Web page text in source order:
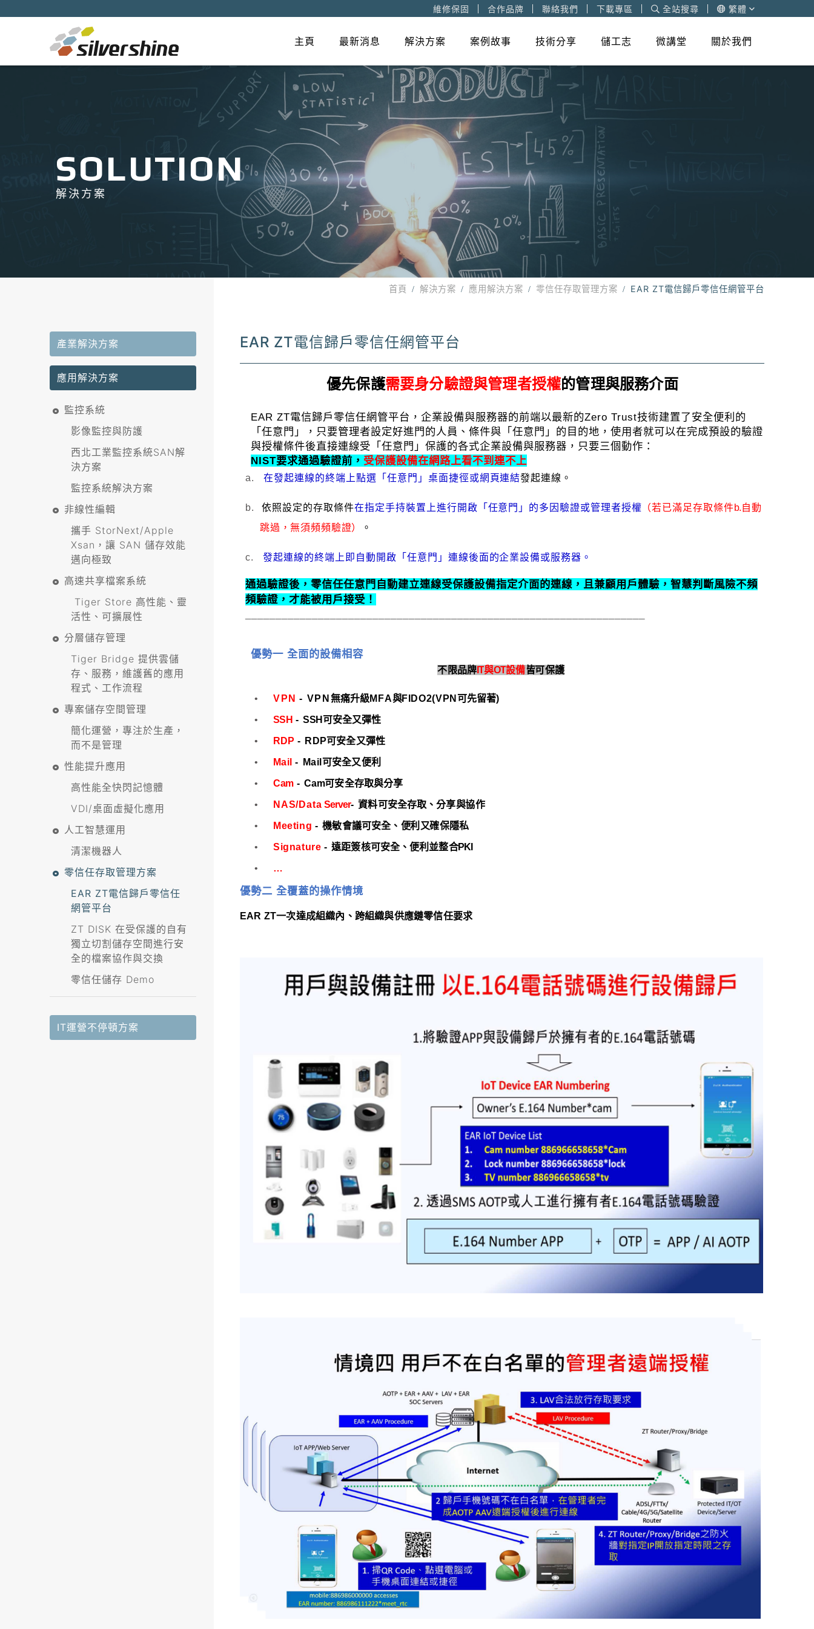
維修保固 合作品牌 聯絡我們 下載專區 全站搜尋 繁體
主頁 最新消息 解決方案 案例故事 技術分享 儲工志 微講堂 關於我們
SOLUTION
解決方案
首頁 解決方案 應用解決方案 零信任存取管理方案 EAR ZT電信歸戶零信任網管平台
產業解決方案
應用解決方案
監控系統
影像監控與防護
西北工業監控系統SAN解
決方案
監控系統解決方案
非線性編輯
攜手 StorNext/Apple
Xsan，讓 SAN 儲存效能
邁向極致
高速共享檔案系統
Tiger Store 高性能、靈
活性、可擴展性
分層儲存管理
Tiger Bridge 提供雲儲
存、服務，維護舊的應用
程式、工作流程
專案儲存空間管理
簡化運營，專注於生產，
而不是管理
性能提升應用
高性能全快閃記憶體
VDI/桌面虛擬化應用
人工智慧運用
清潔機器人
零信任存取管理方案
EAR ZT電信歸戶零信任
網管平台
ZT DISK 在受保護的自有
獨立切割儲存空間進行安
全的檔案協作與交換
零信任儲存 Demo
IT運營不停頓方案
EAR ZT電信歸戶零信任網管平台
優先保護需要身分驗證與管理者授權的管理與服務介面
EAR ZT電信歸戶零信任網管平台，企業設備與服務器的前端以最新的Zero Trust技術建置了安全便利的
「任意門」，只要管理者設定好進門的人員、條件與「任意門」的目的地，使用者就可以在完成預設的驗證
與授權條件後直接連線受「任意門」保護的各式企業設備與服務器，只要三個動作：
NIST要求通過驗證前， 受保護設備在網路上看不到連不上
a. 在發起連線的終端 上點選「任意門」桌面捷徑或網 頁連結發起連線。
b. 依照設定的存取條件在指定手持裝置上進行開啟「 任意門」的多因驗證或管理者授權 （若已滿足存取條件b.自動
跳過 ， 無須頻頻驗證） 。
c. 發起連線的終端上 即 自動開啟「任意門」連線後面的企業設備或服務器。
通過驗證後，零信任任意門自動建立連線受保護設備指定介面的連線，且兼顧用戶體驗，智慧判斷風險不頻
頻驗證，才能被用戶接受！
優勢⼀ 全面的設備相容
不限品牌IT與OT設備皆可保護
• VPN - VPN 無痛升級MFA與FIDO2(VPN 可先留著)
• SSH - SSH可安全又彈性
• RDP - RDP可安全又彈性
• Mail- Mail 可安全又便利
• Cam - Cam可安全存取與分享
• NAS/Data Server- 資料可安全存取 、分享與協作
• Meeting - 機敏會議可安全、 便利 又確保隱私
• Signature - 遠距簽核可安全、便利 並整合PKI
• …
優勢二 全覆蓋的操作情境
EAR ZT⼀次達成組織內、跨組織與供應鏈零信任要求